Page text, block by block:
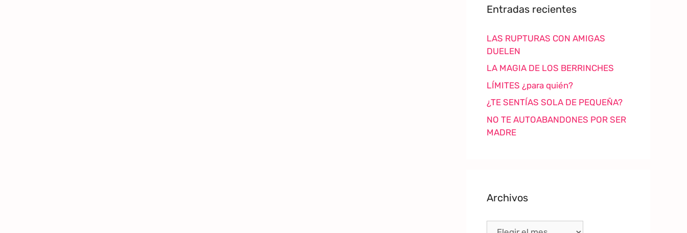
Entradas recientes
LAS RUPTURAS CON AMIGAS
DUELEN
LA MAGIA DE LOS BERRINCHES
LÍMITES ¿para quién?
¿TE SENTÍAS SOLA DE PEQUEÑA?
NO TE AUTOABANDONES POR SER
MADRE
Archivos